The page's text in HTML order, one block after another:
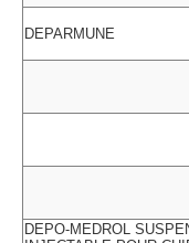
DEPARMUNE
DEPO-MEDROL